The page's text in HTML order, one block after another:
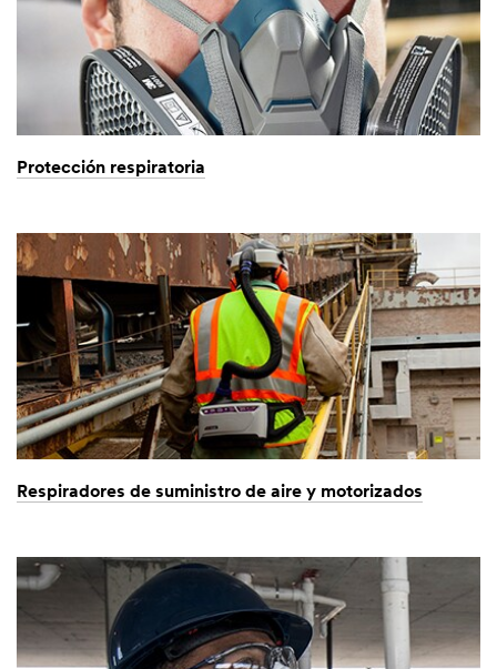
Protección respiratoria
Respiradores de suministro de aire y motorizados